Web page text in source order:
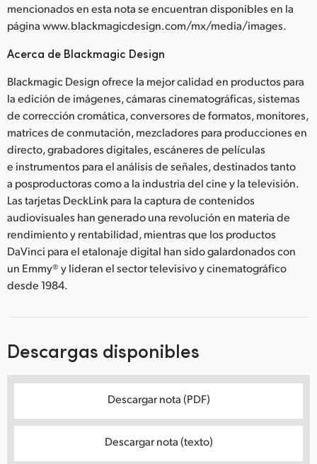
mencionados en esta nota se encuentran disponibles en la
página www.blackmagicdesign.com/mx/media/images.
Acerca de Blackmagic Design
Blackmagic Design ofrece la mejor calidad en productos para
la edición de imágenes, cámaras cinematográficas, sistemas
de corrección cromática, conversores de formatos, monitores,
matrices de conmutación, mezcladores para producciones en
directo, grabadores digitales, escáneres de películas
e instrumentos para el análisis de señales, destinados tanto
a posproductoras como a la industria del cine y la televisión.
Las tarjetas DeckLink para la captura de contenidos
audiovisuales han generado una revolución en materia de
rendimiento y rentabilidad, mientras que los productos
DaVinci para el etalonaje digital han sido galardonados con
un Emmy® y lideran el sector televisivo y cinematográfico
desde 1984.
Descargas disponibles
Descargar nota (PDF)
Descargar nota (texto)